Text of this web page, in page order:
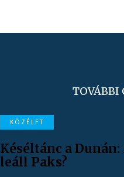
TOVÁBBI
KÖZÉLET
Késéltánc a
leáll Paks?